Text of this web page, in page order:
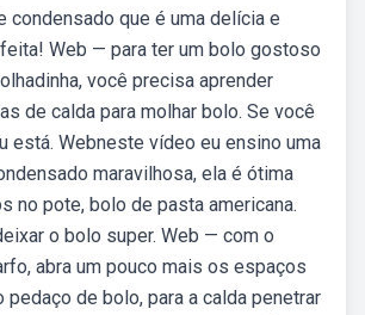
condensado que é uma delícia e
Web — para ter um bolo gostoso
você precisa aprender
de calda para molhar bolo. Se você
está. Webneste vídeo eu ensino uma
maravilhosa, ela é ótima
no pote, bolo de pasta americana.
o bolo super. Web — com o
abra um pouco mais os espaços
pedaço de bolo, para a calda penetrar